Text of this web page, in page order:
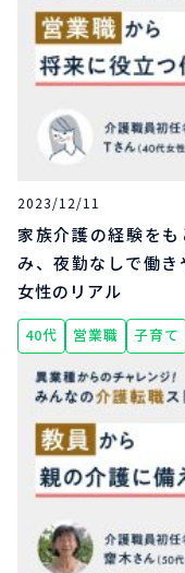
2023/12/11
家族介護の経験を
み、夜勤なしで働
女性のリアル
40代 営業職 子育て